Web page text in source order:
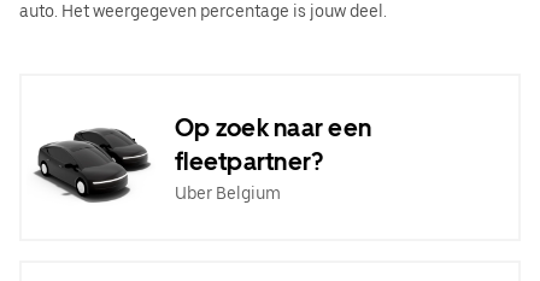
auto. Het weergegeven percentage is jouw deel.
Op zoek naar een
fleetpartner?
Uber Belgium